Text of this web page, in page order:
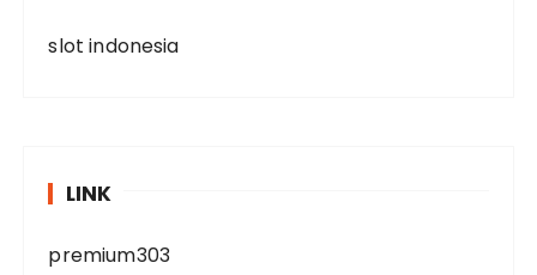
slot indonesia
LINK
premium303